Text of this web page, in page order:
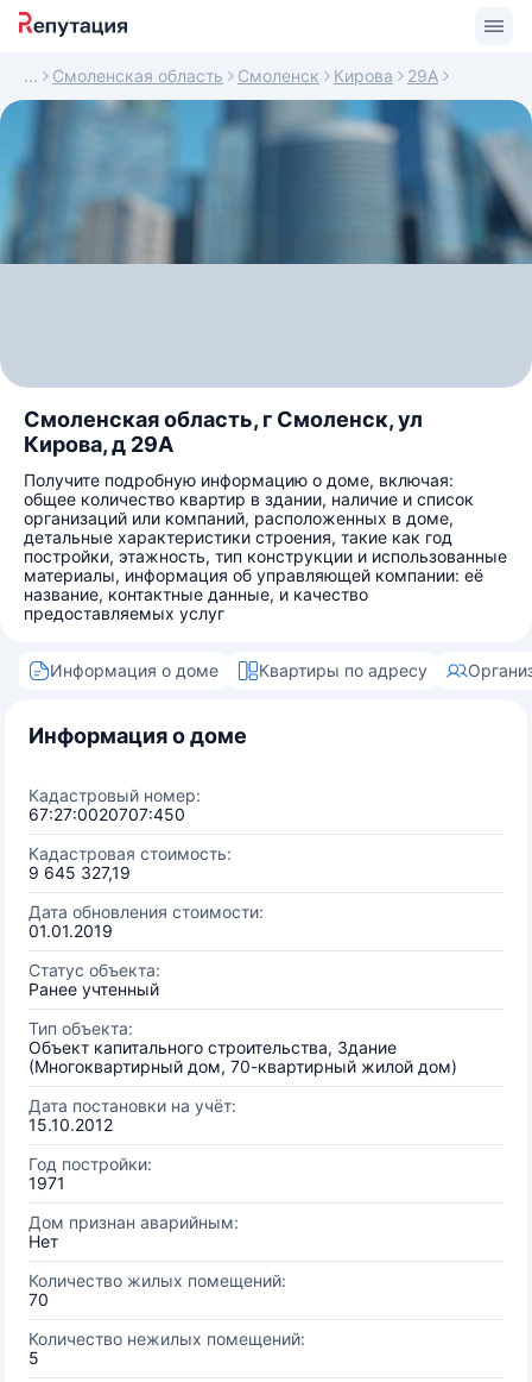
Смоленская область Смоленск Кирова 29А
Смоленская область, г Смоленск, ул
Кирова, д 29А
Получите подробную информацию о доме, включая:
общее количество квартир в здании, наличие и список
организаций или компаний, расположенных в доме,
детальные характеристики строения, такие как год
постройки, этажность, тип конструкции и использованные
материалы, информация об управляющей компании: её
название, контактные данные, и качество
предоставляемых услуг
Информация о доме Квартиры по адресу
Информация о доме
Кадастровый номер:
67:27:0020707:450
Кадастровая стоимость:
9 645 327,19
Дата обновления стоимости:
01.01.2019
Статус объекта:
Ранее учтенный
Тип объекта:
Объект капитального строительства, Здание
(Многоквартирный дом, 70-квартирный жилой дом)
Дата постановки на учёт:
15.10.2012
Год постройки:
1971
Дом признан аварийным:
Нет
Количество жилых помещений:
70
Количество нежилых помещений:
5